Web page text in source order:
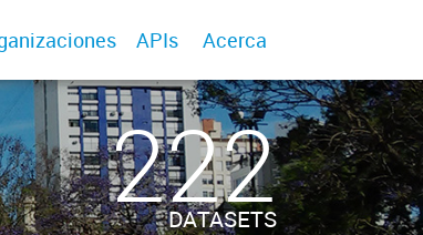
APIs Acerca
222
DATASETS